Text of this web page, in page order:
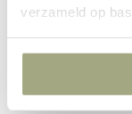
verzameld op